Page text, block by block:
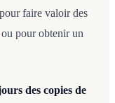
faire valoir des
pour obtenir un
des copies de